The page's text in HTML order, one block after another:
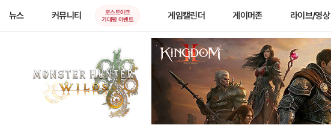
뉴스 커뮤니티
로스트아크
기대평 이벤트
게임캘린더 게이머존 라이브/영상